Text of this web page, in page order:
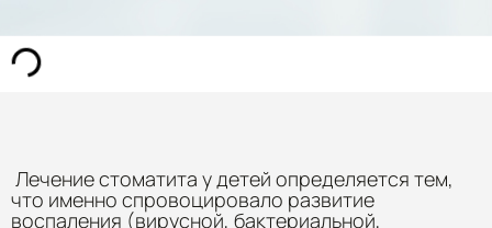
Лечение стоматита у детей определяется тем,
что именно спровоцировало развитие
воспаления (вирусной, бактериальной,